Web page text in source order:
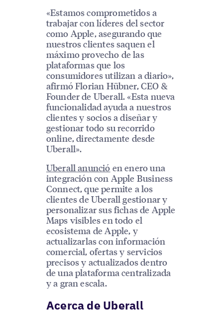
«Estamos comprometidos a
trabajar con líderes del sector
como Apple, asegurando que
nuestros clientes saquen el
máximo provecho de las
plataformas que los
consumidores utilizan a diario»,
afirmó Florian Hübner, CEO &
Founder de Uberall. «Esta nueva
funcionalidad ayuda a nuestros
clientes y socios a diseñar y
gestionar todo su recorrido
online, directamente desde
Uberall».
Uberall anunció en enero una
integración con Apple Business
Connect, que permite a los
clientes de Uberall gestionar y
personalizar sus fichas de Apple
Maps visibles en todo el
ecosistema de Apple, y
actualizarlas con información
comercial, ofertas y servicios
precisos y actualizados dentro
de una plataforma centralizada
y a gran escala.
Acerca de Uberall